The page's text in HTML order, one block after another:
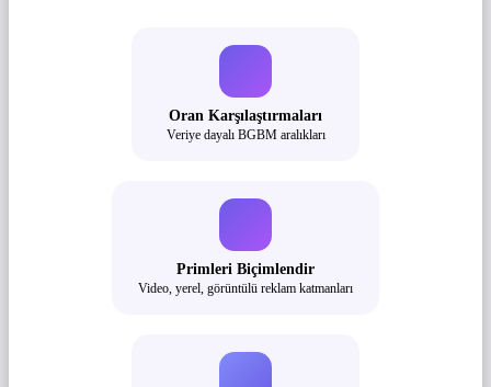
Oran Karşılaştırmaları
Veriye dayalı BGBM aralıkları
Primleri Biçimlendir
Video, yerel, görüntülü reklam katmanları